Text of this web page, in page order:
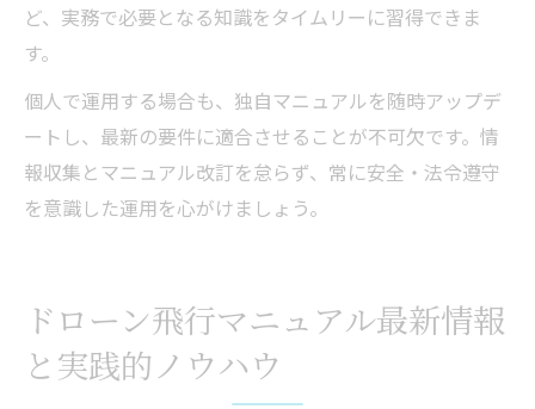
ど、実務で必要となる知識をタイムリーに習得できま
す。
個人で運用する場合も、独自マニュアルを随時アップデ
ートし、最新の要件に適合させることが不可欠です。情
報収集とマニュアル改訂を怠らず、常に安全・法令遵守
を意識した運用を心がけましょう。
ドローン飛行マニュアル最新情報
と実践的ノウハウ